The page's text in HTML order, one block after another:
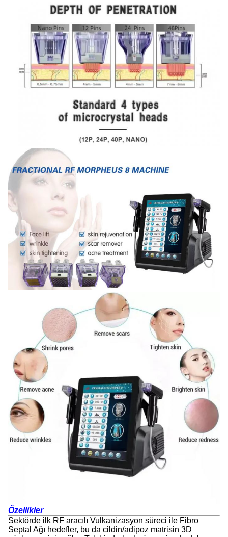
Özellikler
Sektörde ilk RF aracılı Vulkanizasyon süreci ile Fibro
Septal Ağı hedefler, bu da cildin/adipoz matrisin 3D